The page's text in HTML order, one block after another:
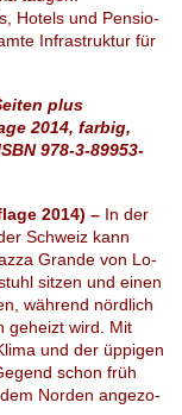
Ho­tels und Pen­sio­
In­fra­struk­tur für
plus
2014, farbig,
978-3-89953-
2014) – In der
Schweiz kann
Gran­de von Lo­
sit­zen und einen
wäh­rend nörd­lich
ge­heizt wird. Mit
und der üp­pi­gen
schon früh
Norden an­ge­zo­